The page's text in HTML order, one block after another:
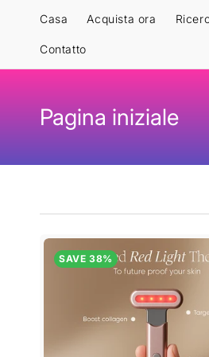
direttamente
Casa Acquista ora
Contatto
C
o
l
e
Pagina iniziale
SAVE 38%